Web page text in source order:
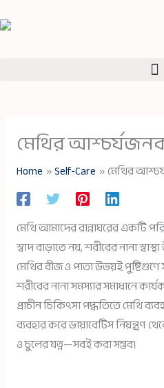
to
মেথির আশ্চর্যজনক
Home Self-Care মেথির
মেথি আমাদের রান্নাঘরের একটি
স্বাদ বাড়াতে নয়, শরীরের নানা
মেথির বীজ ও পাতা উভয়ই
শরীরের নানা সমস্যার সমাধানে
প্রাচীন চিকিৎসা পদ্ধতিতে মেথি
ব্যবহার করে ডায়াবেটিস
ও চুলের যত্ন—সবই করা সম্ভব।